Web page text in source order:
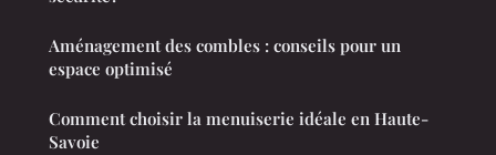
Aménagement des combles : conseils pour un
espace optimisé
Comment choisir la menuiserie idéale en Haute-
Savoie